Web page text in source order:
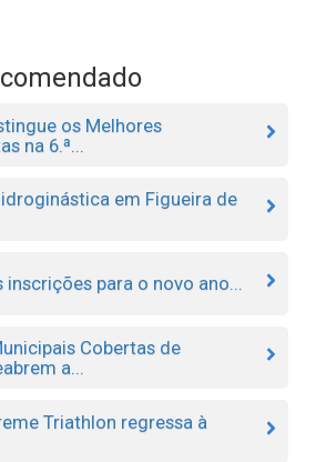
os Melhores
na 6.ª...
em Figueira de
inscrições para o novo ano...
Cobertas de
a...
Triathlon regressa à